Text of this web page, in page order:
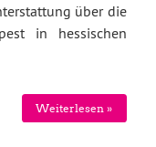
über die
in hessischen
Weiterlesen »